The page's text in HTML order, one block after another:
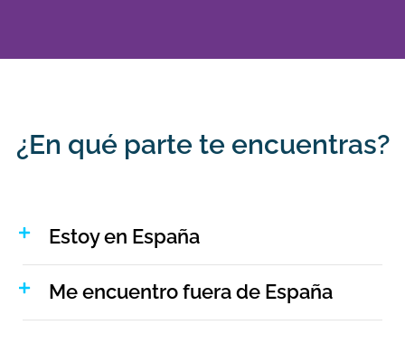
¿En qué parte te encuentras?
Estoy en España
Me encuentro fuera de España